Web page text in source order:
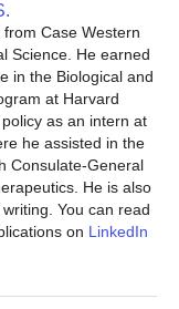
Case Western
Science. He earned
in the Biological and
at Harvard
as an intern at
he assisted in the
Consulate-General
He is also
You can read
on LinkedIn